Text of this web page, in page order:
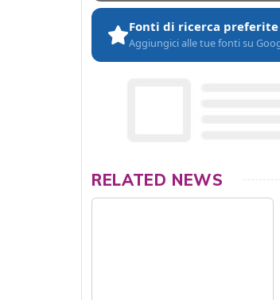
Fonti di ricerca preferite
Aggiungici alle tue fonti su
RELATED NEWS